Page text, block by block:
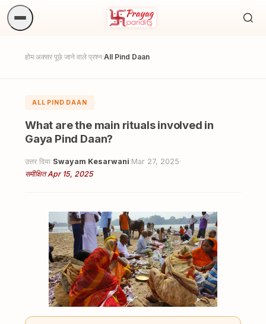
होम/अक्सर पूछे जाने वाले प्रश्न/All Pind Daan
ALL PIND DAAN
What are the main rituals involved in
Gaya Pind Daan?
उत्तर दिया Swayam Kesarwani·Mar 27, 2025·
समीक्षित Apr 15, 2025